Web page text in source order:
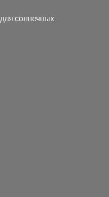
для солнечных